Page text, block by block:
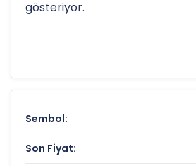
gösteriyor.
Hissenin uzun vadeli trendini
analizgöstergeleri önemli
52 haftalık yüksek seviyesi
düşük seviyesi olan
hizmet eder.
Sembol:
Son Fiyat: